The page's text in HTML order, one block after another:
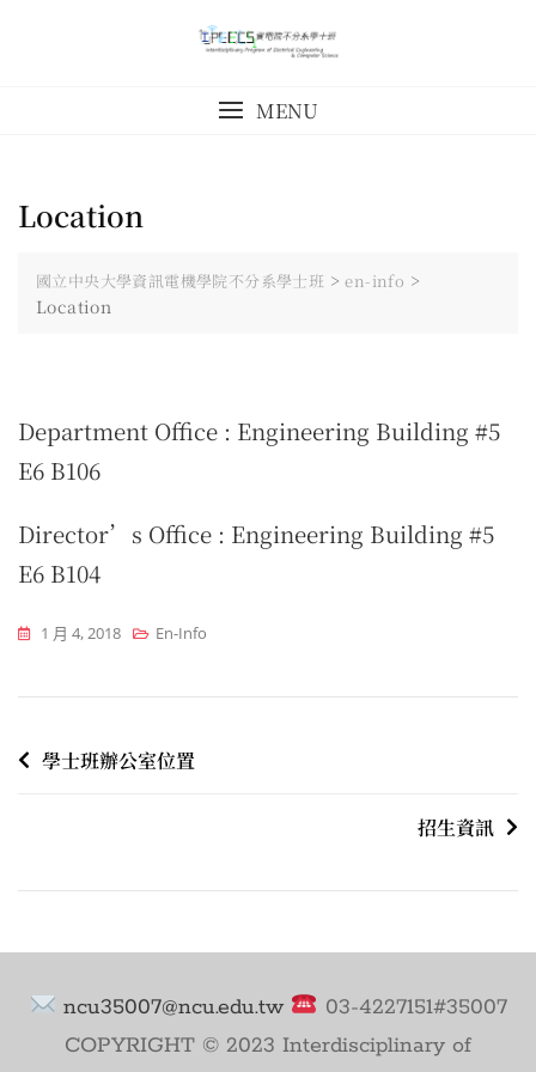
MENU
Location
國立中央大學資訊電機學院不分系學士班 >en-info >
Location
Department Office : Engineering Building #5
E6 B106
Director’s Office : Engineering Building #5
E6 B104
1 月 4, 2018 En-Info
文學士班辦公室位置
招生資訊
ncu35007@ncu.edu.tw
03-4227151#35007
COPYRIGHT © 2023 Interdisciplinary of